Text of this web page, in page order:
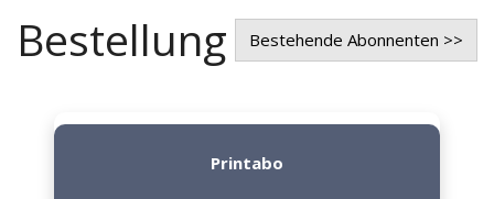
Bestellung Bestehende Abonnenten >>
Printabo